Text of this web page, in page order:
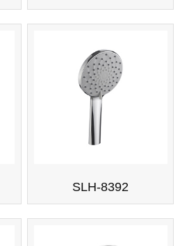
SLH-8392